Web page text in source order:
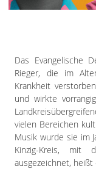
Das Evangelische
Rieger, die im
Krankheit
und wirkte
vielen Bereichen
Musik wurde sie im
Kinzig-Kreis, mit
ausgezeichnet,